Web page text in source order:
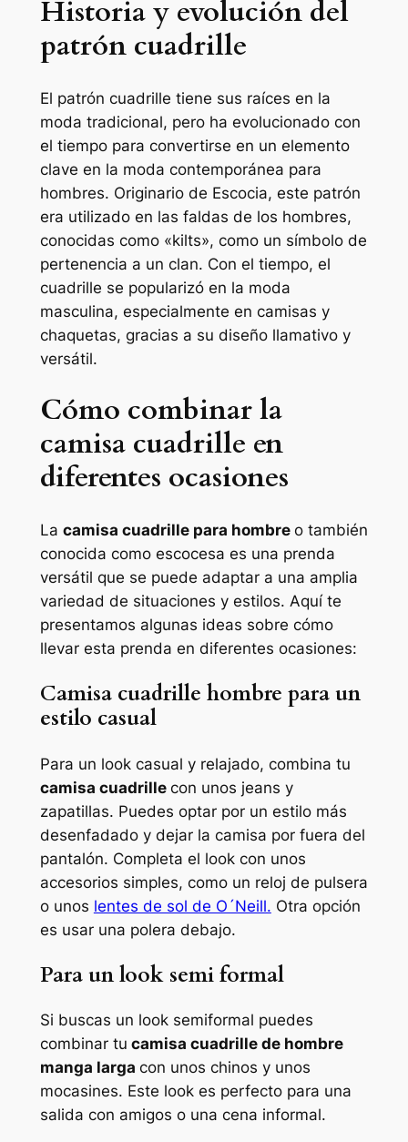
Historia y evolución del
patrón cuadrille
El patrón cuadrille tiene sus raíces en la
moda tradicional, pero ha evolucionado con
el tiempo para convertirse en un elemento
clave en la moda contemporánea para
hombres. Originario de Escocia, este patrón
era utilizado en las faldas de los hombres,
conocidas como «kilts», como un símbolo de
pertenencia a un clan. Con el tiempo, el
cuadrille se popularizó en la moda
masculina, especialmente en camisas y
chaquetas, gracias a su diseño llamativo y
versátil.
Cómo combinar la
camisa cuadrille en
diferentes ocasiones
La camisa cuadrille para hombre o también
conocida como escocesa es una prenda
versátil que se puede adaptar a una amplia
variedad de situaciones y estilos. Aquí te
presentamos algunas ideas sobre cómo
llevar esta prenda en diferentes ocasiones:
Camisa cuadrille hombre para un
estilo casual
Para un look casual y relajado, combina tu
camisa cuadrille con unos jeans y
zapatillas. Puedes optar por un estilo más
desenfadado y dejar la camisa por fuera del
pantalón. Completa el look con unos
accesorios simples, como un reloj de pulsera
o unos lentes de sol de O´Neill. Otra opción
es usar una polera debajo.
Para un look semi formal
Si buscas un look semiformal puedes
combinar tu camisa cuadrille de hombre
manga larga con unos chinos y unos
mocasines. Este look es perfecto para una
salida con amigos o una cena informal.